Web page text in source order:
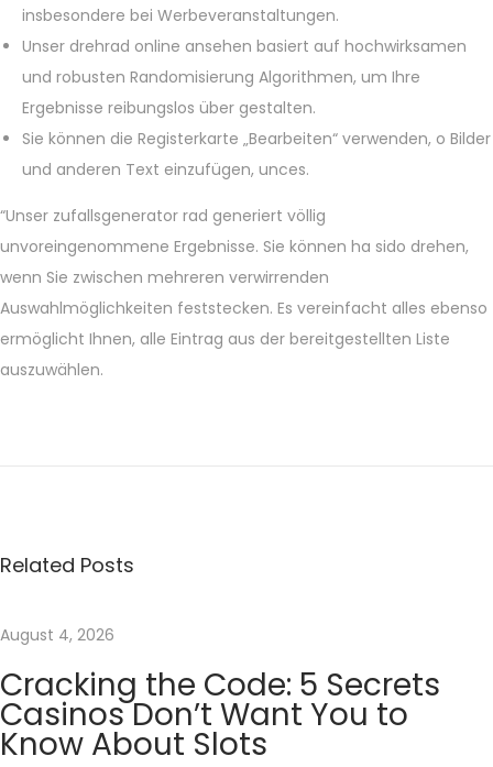
insbesondere bei Werbeveranstaltungen.
Unser drehrad online ansehen basiert auf hochwirksamen
und robusten Randomisierung Algorithmen, um Ihre
Ergebnisse reibungslos über gestalten.
Sie können die Registerkarte „Bearbeiten“ verwenden, o Bilder
und anderen Text einzufügen, unces.
“Unser zufallsgenerator rad generiert völlig
unvoreingenommene Ergebnisse. Sie können ha sido drehen,
wenn Sie zwischen mehreren verwirrenden
Auswahlmöglichkeiten feststecken. Es vereinfacht alles ebenso
ermöglicht Ihnen, alle Eintrag aus der bereitgestellten Liste
auszuwählen.
d
S
o
r
t
Related Posts
August 4, 2026
Cracking the Code: 5 Secrets
Casinos Don’t Want You to
Know About Slots